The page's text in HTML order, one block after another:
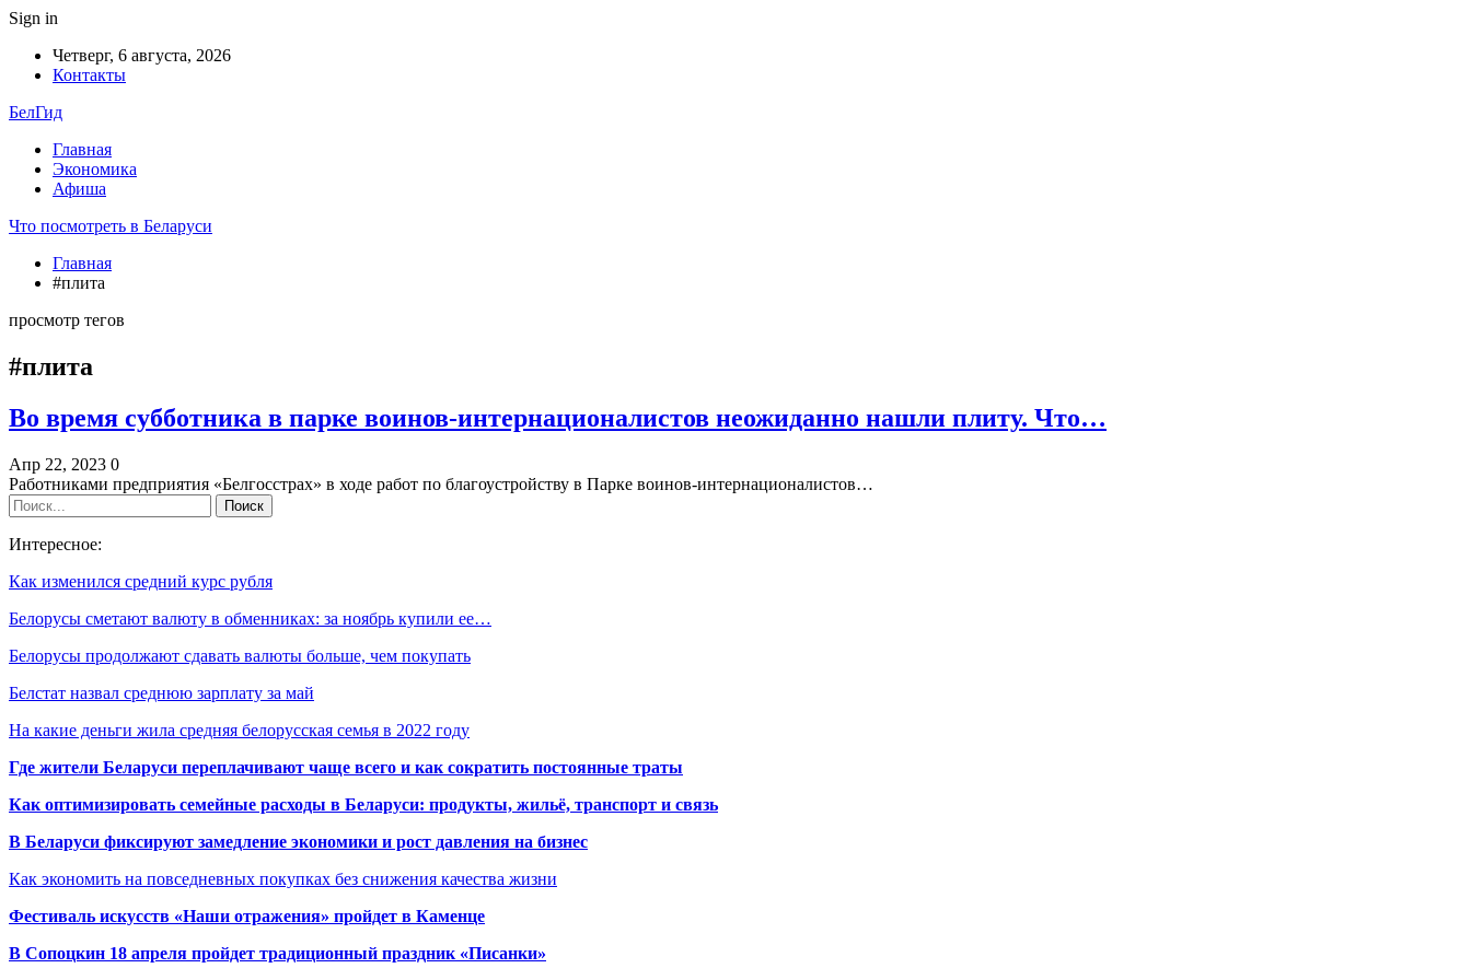
Sign in
Четверг, 6 августа, 2026
Контакты
БелГид
Главная
Экономика
Афиша
Что посмотреть в Беларуси
Главная
#плита
просмотр тегов
#плита
Во время субботника в парке воинов-интернационалистов неожиданно нашли плиту. Что…
Апр 22, 2023 0
Работниками предприятия «Белгосстрах» в ходе работ по благоустройству в Парке воинов-интернационалистов…
Интересное:
Как изменился средний курс рубля
Белорусы сметают валюту в обменниках: за ноябрь купили ее…
Белорусы продолжают сдавать валюты больше, чем покупать
Белстат назвал среднюю зарплату за май
На какие деньги жила средняя белорусская семья в 2022 году
Где жители Беларуси переплачивают чаще всего и как сократить постоянные траты
Как оптимизировать семейные расходы в Беларуси: продукты, жильё, транспорт и связь
В Беларуси фиксируют замедление экономики и рост давления на бизнес
Как экономить на повседневных покупках без снижения качества жизни
Фестиваль искусств «Наши отражения» пройдет в Каменце
В Сопоцкин 18 апреля пройдет традиционный праздник «Писанки»